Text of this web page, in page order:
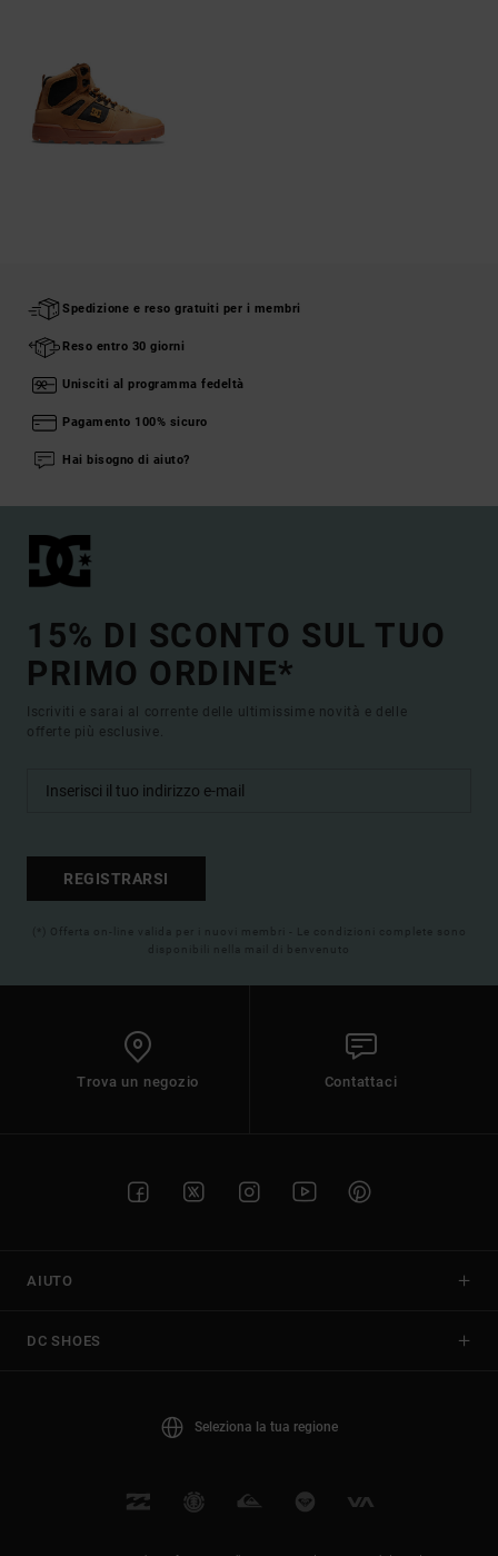
Spedizione e reso gratuiti per i membri
Reso entro 30 giorni
Unisciti al programma fedeltà
Pagamento 100% sicuro
Hai bisogno di aiuto?
15% DI SCONTO SUL TUO
PRIMO ORDINE*
Iscriviti e sarai al corrente delle ultimissime novità e delle
offerte più esclusive.
REGISTRARSI
(*) Offerta on-line valida per i nuovi membri - Le condizioni complete sono
disponibili nella mail di benvenuto
Trova un negozio Contattaci
AIUTO
DC SHOES
Seleziona la tua regione